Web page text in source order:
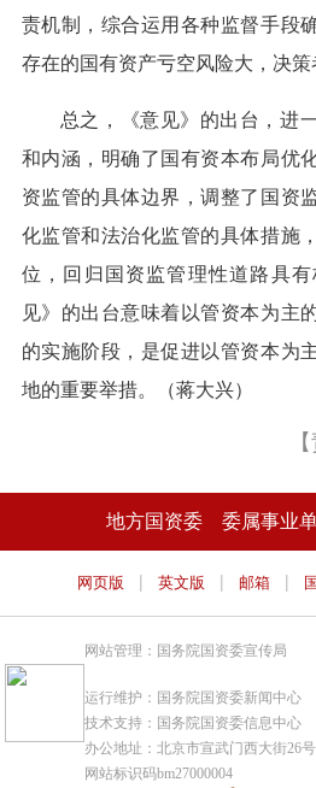
责机制，综合运用各种监督手段
存在的国有资产亏空风险大，决策
总之，《意见》的出台，进
和内涵，明确了国有资本布局优
资监管的具体边界，调整了国资
化监管和法治化监管的具体措施
位，回归国资监管理性道路具
见》的出台意味着以管资本为主
的实施阶段，是促进以管资本为
地的重要举措。（蒋大兴）
地方国资委 委属事业
网页版 | 英文版 | 邮箱 |
网站管理：国务院国资委宣传局
运行维护：国务院国资委新闻中心
技术支持：国务院国资委信息中心
办公地址：北京市宣武门西大街26
网站标识码bm27000004